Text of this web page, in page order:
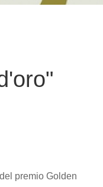
premio Golden